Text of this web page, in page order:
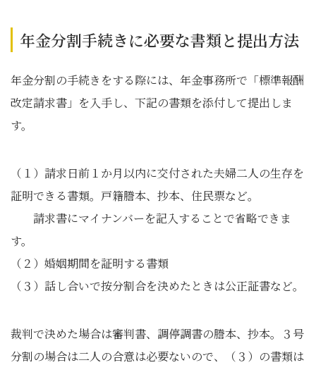
年金分割手続きに必要な書類と提出方法
年金分割の手続きをする際には、年金事務所で「標準報酬
改定請求書」を入手し、下記の書類を添付して提出しま
す。
（１）請求日前１か月以内に交付された夫婦二人の生存を
証明できる書類。戸籍謄本、抄本、住民票など。
請求書にマイナンバーを記入することで省略できま
す。
（２）婚姻期間を証明する書類
（３）話し合いで按分割合を決めたときは公正証書など。
裁判で決めた場合は審判書、調停調書の謄本、抄本。３号
分割の場合は二人の合意は必要ないので、（３）の書類は